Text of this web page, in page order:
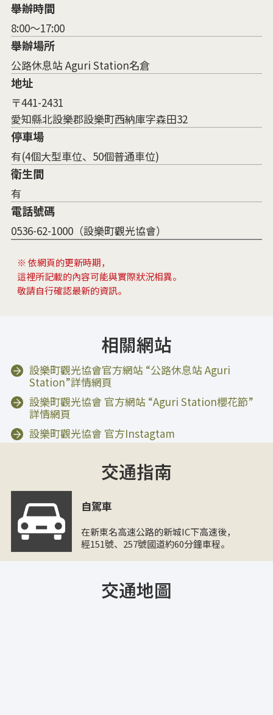
舉辦時間
8:00～17:00
舉辦場所
公路休息站 Aguri Station名倉
地址
〒441-2431
愛知縣北設樂郡設樂町西納庫字森田32
停車場
有(4個大型車位、50個普通車位)
衛生間
有
電話號碼
0536-62-1000（設樂町觀光協會）
※ 依網頁的更新時期，
這裡所記載的內容可能與實際狀況相異。
敬請自行確認最新的資訊。
相關網站
設樂町觀光協會官方網站 “公路休息站 Aguri
Station”詳情網頁
設樂町觀光協會 官方網站 “Aguri Station櫻花節”
詳情網頁
設樂町觀光協會 官方Instagtam
交通指南
自駕車
在新東名高速公路的新城IC下高速後，
經151號、257號國道約60分鐘車程。
交通地圖